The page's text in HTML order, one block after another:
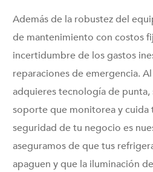
Además de la robustez del
de mantenimiento con costos
incertidumbre de los gastos
reparaciones de emergencia.
adquieres tecnología de
soporte que monitorea y cuida
seguridad de tu negocio es
aseguramos de que tus
apaguen y que la iluminación